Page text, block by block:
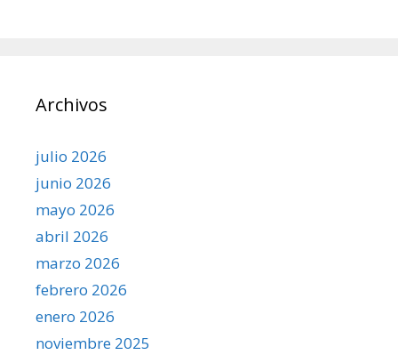
Archivos
julio 2026
junio 2026
mayo 2026
abril 2026
marzo 2026
febrero 2026
enero 2026
noviembre 2025